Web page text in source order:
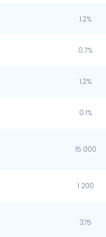
1.2%
0.7%
1.2%
0.1%
15 000
1 200
375